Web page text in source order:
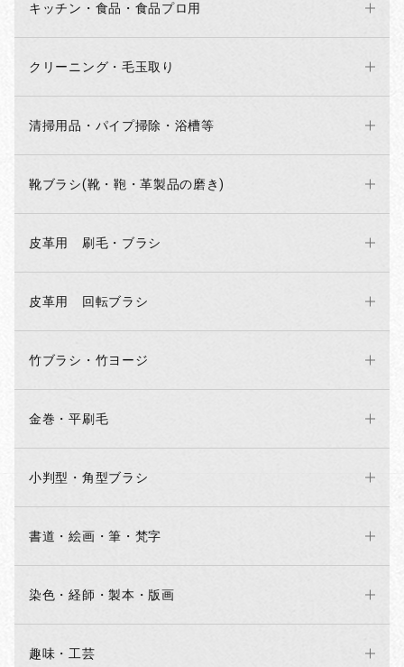
キッチン・食品・食品プロ用
クリーニング・毛玉取り
清掃用品・パイプ掃除・浴槽等
靴ブラシ(靴・鞄・革製品の磨き)
皮革用 刷毛・ブラシ
皮革用 回転ブラシ
竹ブラシ・竹ヨージ
金巻・平刷毛
小判型・角型ブラシ
書道・絵画・筆・梵字
染色・経師・製本・版画
趣味・工芸